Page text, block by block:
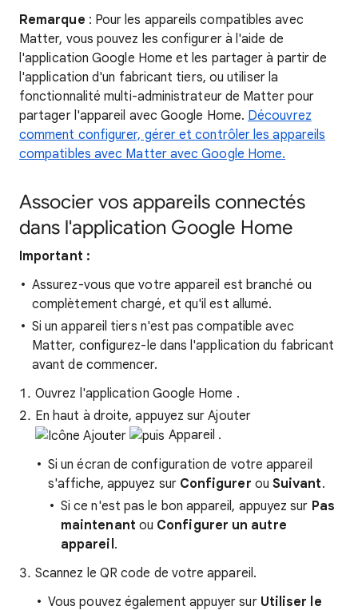
Remarque : Pour les appareils compatibles avec
Matter, vous pouvez les configurer à l'aide de
l'application Google Home et les partager à partir de
l'application d'un fabricant tiers, ou utiliser la
fonctionnalité multi-administrateur de Matter pour
partager l'appareil avec Google Home. Découvrez
comment configurer, gérer et contrôler les appareils
compatibles avec Matter avec Google Home.
Associer vos appareils connectés
dans l'application Google Home
Important :
Assurez-vous que votre appareil est branché ou
complètement chargé, et qu'il est allumé.
Si un appareil tiers n'est pas compatible avec
Matter, configurez-le dans l'application du fabricant
avant de commencer.
Ouvrez l'application Google Home .
En haut à droite, appuyez sur Ajouter
Appareil .
Si un écran de configuration de votre appareil
s'affiche, appuyez sur Configurer ou Suivant.
Si ce n'est pas le bon appareil, appuyez sur Pas
maintenant ou Configurer un autre
appareil .
Scannez le QR code de votre appareil.
Vous pouvez également appuyer sur Utiliser le